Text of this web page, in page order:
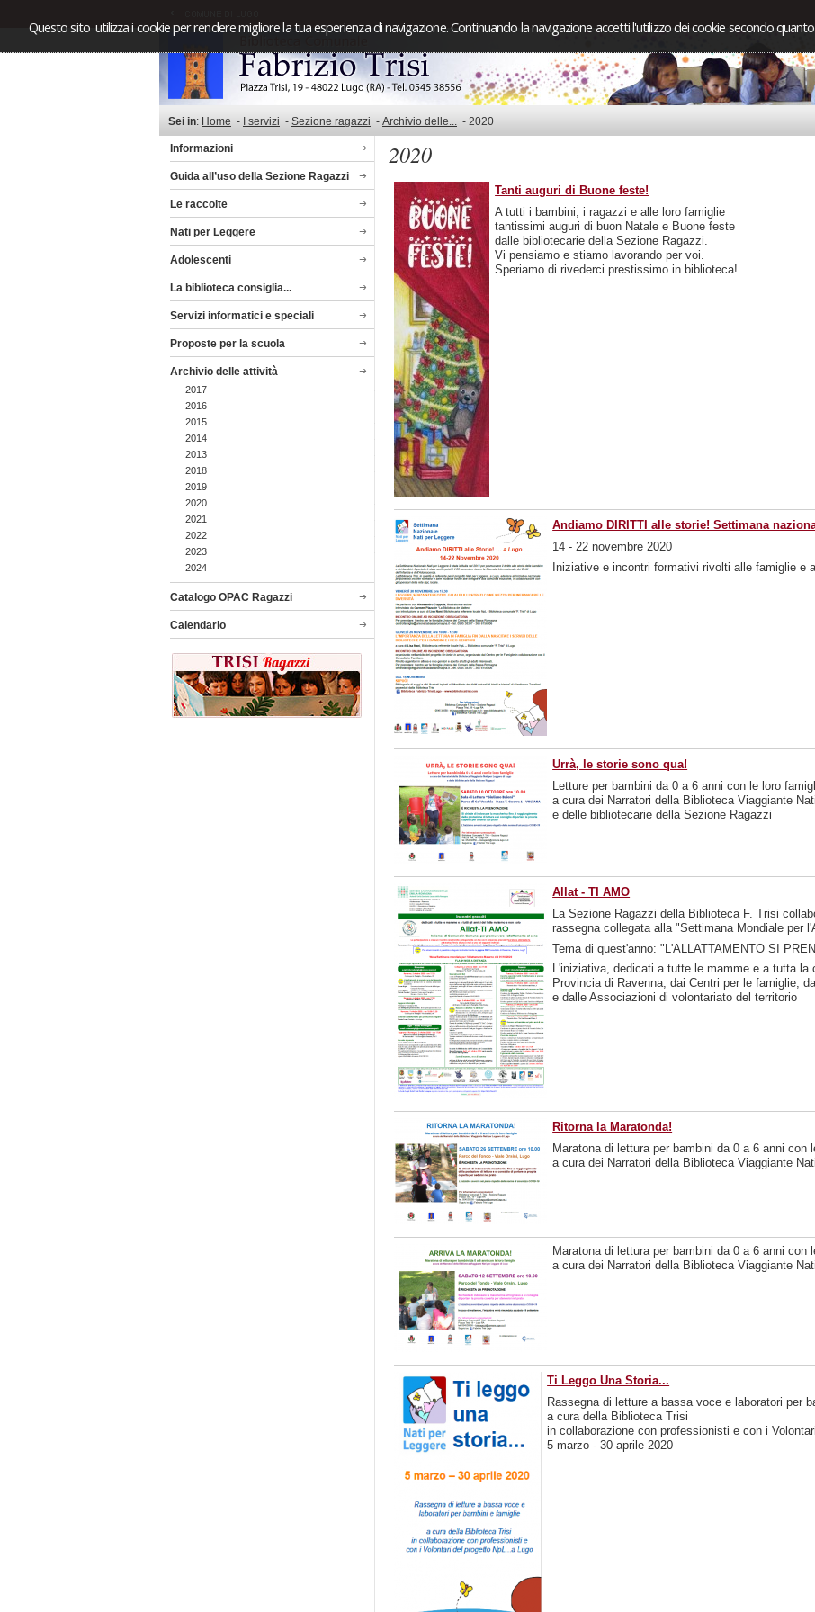
Questo sito utilizza i cookie per rendere migliore la tua esperienza di navigazione. Continuando la navigazione accetti l'utilizzo dei cookie secondo
Sei in: Home - I servizi - Sezione ragazzi - Archivio delle... - 2020
Informazioni
Guida all’uso della Sezione Ragazzi
Le raccolte
Nati per Leggere
Adolescenti
La biblioteca consiglia...
Servizi informatici e speciali
Proposte per la scuola
Archivio delle attività
2017
2016
2015
2014
2013
2018
2019
2020
2021
2022
2023
2024
Catalogo OPAC Ragazzi
Calendario
2020
Tanti auguri di Buone feste!
A tutti i bambini, i ragazzi e alle loro famiglie
tantissimi auguri di buon Natale e Buone feste
dalle bibliotecarie della Sezione Ragazzi.
Vi pensiamo e stiamo lavorando per voi.
Speriamo di rivederci prestissimo in biblioteca!
Andiamo DIRITTI alle storie! Settimana
14 - 22 novembre 2020
Iniziative e incontri formativi rivolti alle famiglie e
Urrà, le storie sono qua!
Letture per bambini da 0 a 6 anni con le loro
a cura dei Narratori della Biblioteca Viaggiante
e delle bibliotecarie della Sezione Ragazzi
Allat - TI AMO
La Sezione Ragazzi della Biblioteca F. Trisi
rassegna collegata alla "Settimana Mondiale per
Tema di quest'anno: "L'ALLATTAMENTO SI
L'iniziativa, dedicati a tutte le mamme e a tutta
Provincia di Ravenna, dai Centri per le famiglie,
e dalle Associazioni di volontariato del territorio
Ritorna la Maratonda!
Maratona di lettura per bambini da 0 a 6 anni con
a cura dei Narratori della Biblioteca Viaggiante
Maratona di lettura per bambini da 0 a 6 anni con
a cura dei Narratori della Biblioteca Viaggiante
Ti Leggo Una Storia...
Rassegna di letture a bassa voce e laboratori per
a cura della Biblioteca Trisi
in collaborazione con professionisti e con i
5 marzo - 30 aprile 2020